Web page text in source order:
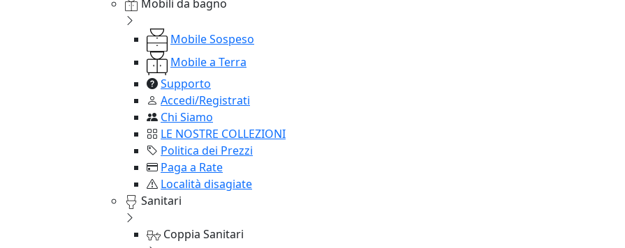
Mobili da bagno
Mobile Sospeso
Mobile a Terra
Supporto
Accedi/Registrati
Chi Siamo
LE NOSTRE COLLEZIONI
Politica dei Prezzi
Paga a Rate
Località disagiate
Sanitari
Coppia Sanitari